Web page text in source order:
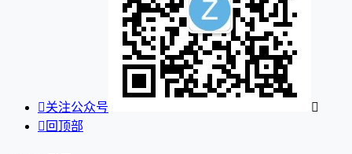
关注公众号

 回顶部